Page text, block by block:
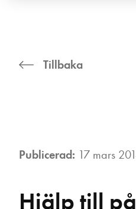
Tillbaka
Publicerad: 17 mars
Hjälp till på